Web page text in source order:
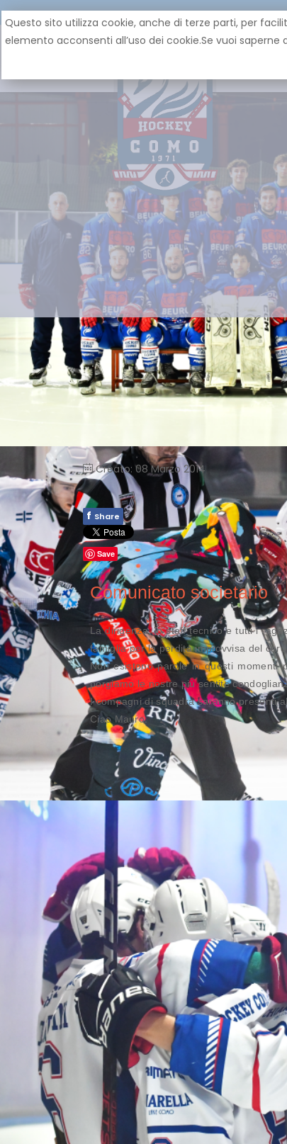
Creato: 08 Marzo 2014
f Share
Save
Comunicato societario
La dirigenza, lo staff tecnico e tutti i
famiglia per la perdita improvvisa del
Non esistono parole in questi
porgiamo le nostre più sentite
I compagni di squadra saranno presenti
Ciao Mauro.
Questo sito utilizza cookie, anche di terze parti, per
elemento acconsenti all’uso dei cookie.Se vuoi